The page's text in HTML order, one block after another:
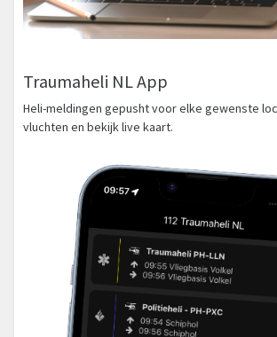
Traumaheli NL App
Heli-meldingen gepusht voor elke gewenste
vluchten en bekijk live kaart.